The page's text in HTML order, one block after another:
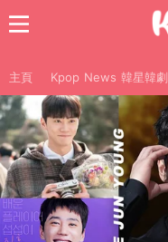
主頁 Kpop News 韓星韓劇